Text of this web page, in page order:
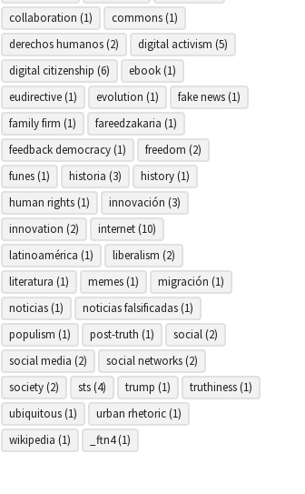
collaboration (1) commons(1)
derechos humanos(2) digital activism (5)
digital citizenship (6) ebook(1)
eudirective(1) evolution (1) fake news(1)
family firm (1) fareedzakaria (1)
feedback democracy(1) freedom (2)
funes(1) historia (3) history(1)
human rights(1) innovación (3)
innovation (2) internet(10)
latinoamérica (1) liberalism (2)
literatura (1) memes(1) migración (1)
noticias(1) noticias falsificadas(1)
populism (1) post-truth (1) social(2)
social media (2) social networks(2)
society(2) sts(4) trump (1) truthiness(1)
ubiquitous(1) urban rhetoric(1)
wikipedia (1) _ftn4(1)